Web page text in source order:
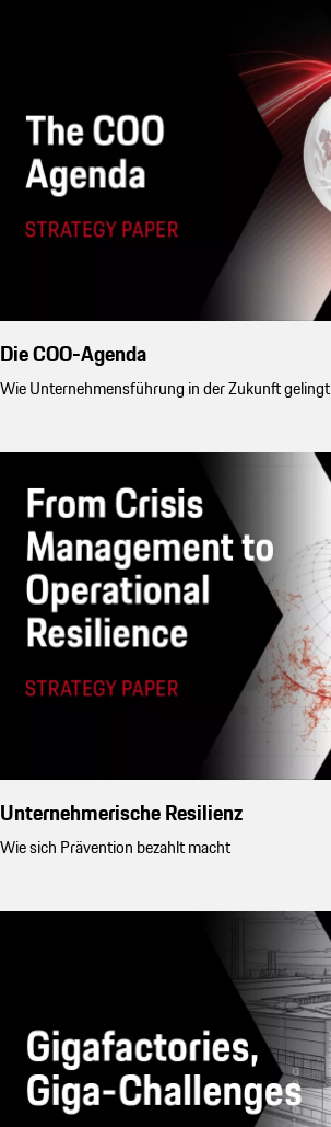
Die COO-Agenda
Wie Unternehmensführung in der Zukunft gelingt
Unternehmerische Resilienz
Wie sich Prävention bezahlt macht